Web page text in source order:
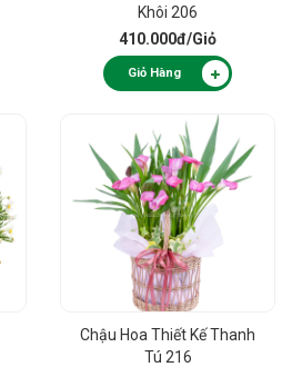
Khôi 206
410.000đ/Giỏ
Giỏ Hàng
Chậu Hoa Thiết Kế Thanh
Tú 216